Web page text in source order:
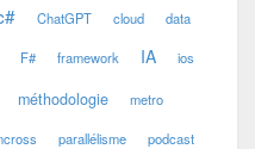
ChatGPT cloud data
F# framework IA ios
méthodologie metro
parallélisme podcast